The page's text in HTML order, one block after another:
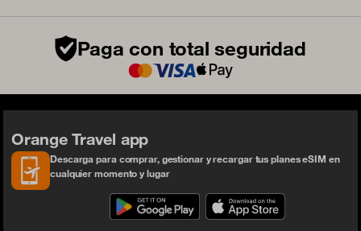
Paga con total seguridad
Orange Travel app
Descarga para comprar, gestionar y recargar tus planes eSIM en
cualquier momento y lugar